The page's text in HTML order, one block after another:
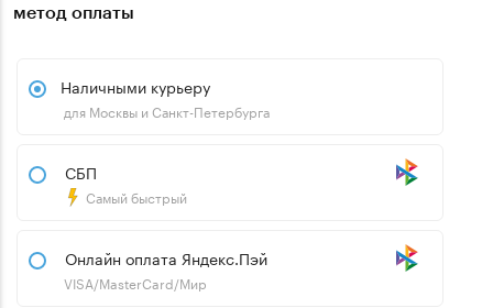
метод оплаты
Наличными курьеру
для Москвы и Санкт-Петербурга
СБП
Самый быстрый
Онлайн оплата Яндекс.Пэй
VISA/MasterCard/Мир